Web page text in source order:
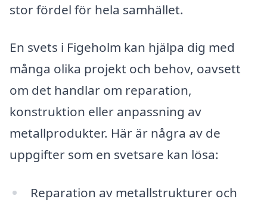
stor fördel för hela samhället.
En svets i Figeholm kan hjälpa dig med
många olika projekt och behov, oavsett
om det handlar om reparation,
konstruktion eller anpassning av
metallprodukter. Här är några av de
uppgifter som en svetsare kan lösa:
Reparation av metallstrukturer och